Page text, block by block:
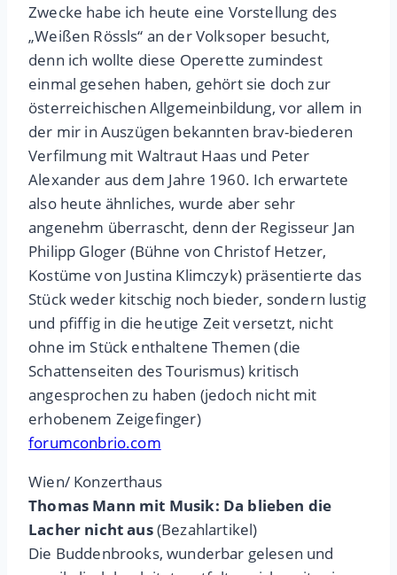
Zwecke habe ich heute eine Vorstellung des
„Weißen Rössls“ an der Volksoper besucht,
denn ich wollte diese Operette zumindest
einmal gesehen haben, gehört sie doch zur
österreichischen Allgemeinbildung, vor allem in
der mir in Auszügen bekannten brav-biederen
Verfilmung mit Waltraut Haas und Peter
Alexander aus dem Jahre 1960. Ich erwartete
also heute ähnliches, wurde aber sehr
angenehm überrascht, denn der Regisseur Jan
Philipp Gloger (Bühne von Christof Hetzer,
Kostüme von Justina Klimczyk) präsentierte das
Stück weder kitschig noch bieder, sondern lustig
und pfiffig in die heutige Zeit versetzt, nicht
ohne im Stück enthaltene Themen (die
Schattenseiten des Tourismus) kritisch
angesprochen zu haben (jedoch nicht mit
erhobenem Zeigefinger)
forumconbrio.com
Wien/ Konzerthaus
Thomas Mann mit Musik: Da blieben die
Lacher nicht aus(Bezahlartikel)
Die Buddenbrooks, wunderbar gelesen und